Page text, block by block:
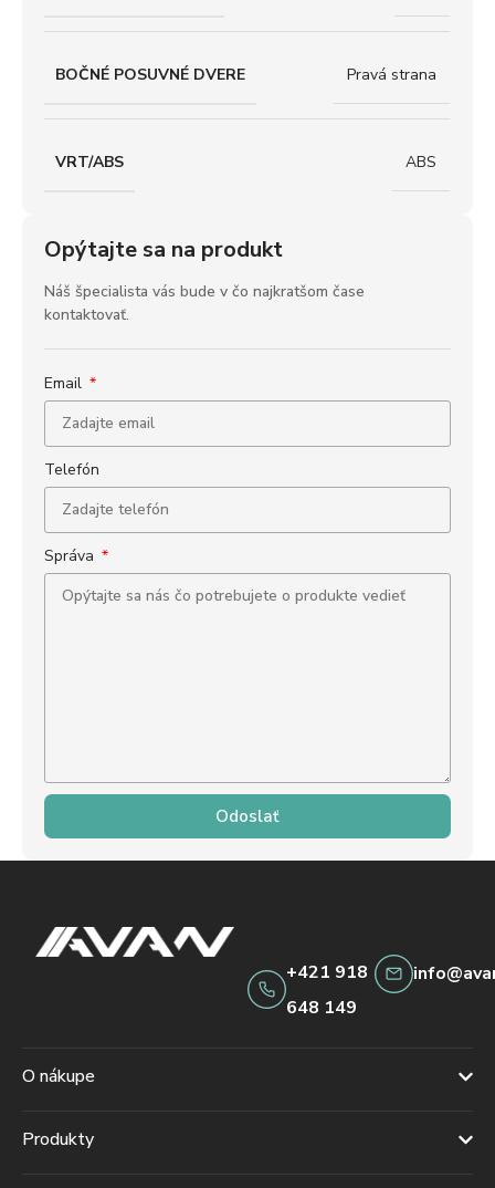
BOČNÉ POSUVNÉ DVERE Pravá strana
VRT/ABS ABS
Opýtajte sa na produkt
Náš špecialista vás bude v čo najkratšom čase
kontaktovať.
Email
Telefón
Správa
Odoslať
+421 918
648 149
O nákupe
Produkty